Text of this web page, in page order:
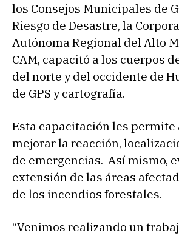
los Consejos Municipales de
Riesgo de Desastre, la
Autónoma Regional del Alto
CAM, capacitó a los cuerpos
del norte y del occidente de
de GPS y cartografía.
Esta capacitación les permite
mejorar la reacción,
de emergencias. Así mismo,
extensión de las áreas
de los incendios forestales.
“Venimos realizando un